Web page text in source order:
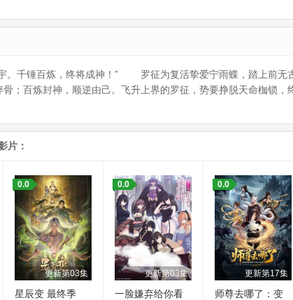
。千锤百炼，终将成神！” 罗征为复活挚爱宁雨蝶，踏上前无
；百炼封神，顺逆由己。飞升上界的罗征，势要挣脱天命枷锁
片：
更新第03集
0.0
星辰变 最终季
更新第03集
0.0
一脸嫌弃给你看
更新第17集
0.0
师尊去哪了：变